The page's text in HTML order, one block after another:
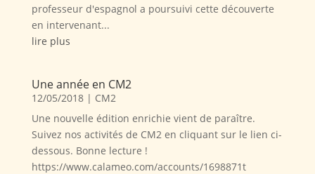
professeur d'espagnol a poursuivi cette découverte
en intervenant...
lire plus
Une année en CM2
12/05/2018| CM2
Une nouvelle édition enrichie vient de paraître.
Suivez nos activités de CM2 en cliquant sur le lien ci-
dessous. Bonne lecture !
https://www.calameo.com/accounts/1698871t